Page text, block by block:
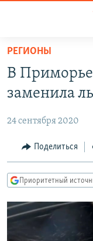
упрощенного
доступа
основному
Вернутся
главной
навигации
Вернутся
ПОДКАСТЫ
ЦИТАТЫ СВОБОДЫ
МНЕНИЯ
IDEL.РЕАЛИИ
КАВКАЗ.РЕАЛИИ
СЕВЕР.РЕАЛИИ
РЕГИОНЫ
В
заменила
24 сентября 2020
Поделиться
Приоритетный